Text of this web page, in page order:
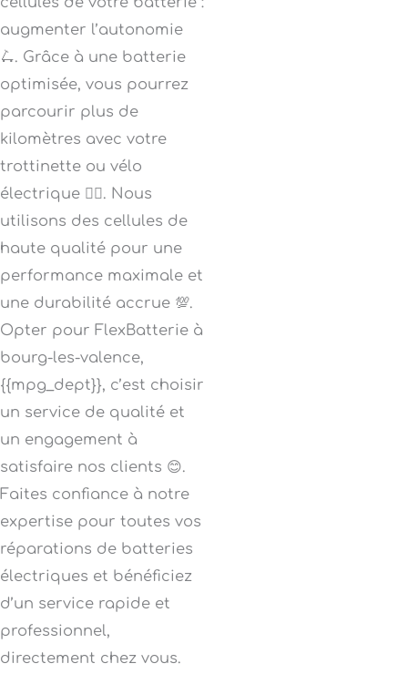
augmenter l’autonomie
🛴. Grâce à une batterie
optimisée, vous pourrez
parcourir plus de
kilomètres avec votre
trottinette ou vélo
électrique 🚴‍♀️. Nous
utilisons des cellules de
haute qualité pour une
performance maximale et
une durabilité accrue 💯.
Opter pour FlexBatterie à
bourg-les-valence,
{{mpg_dept}}, c’est choisir
un service de qualité et
un engagement à
satisfaire nos clients 😊.
Faites confiance à notre
expertise pour toutes vos
réparations de batteries
électriques et bénéficiez
d’un service rapide et
professionnel,
directement chez vous.